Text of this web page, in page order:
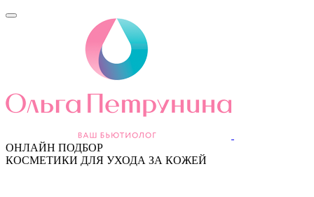
ОНЛАЙН ПОДБОР
КОСМЕТИКИ ДЛЯ УХОДА ЗА КОЖЕЙ